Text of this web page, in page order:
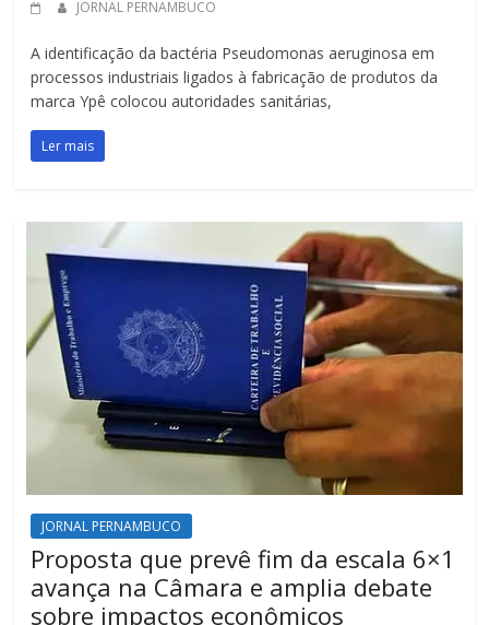
JORNAL PERNAMBUCO
A identificação da bactéria Pseudomonas aeruginosa em
processos industriais ligados à fabricação de produtos da
marca Ypê colocou autoridades sanitárias,
Ler mais
JORNAL PERNAMBUCO
Proposta que prevê fim da escala 6×1
avança na Câmara e amplia debate
sobre impactos econômicos